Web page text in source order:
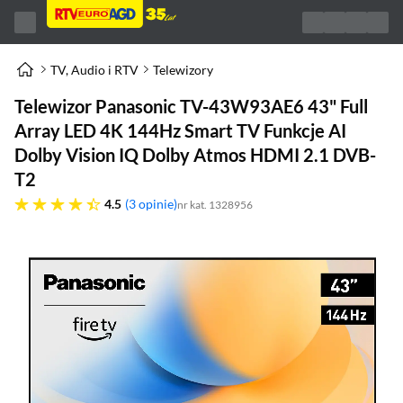
TV, Audio i RTV Telewizory
Telewizor Panasonic TV-43W93AE6 43" Full
Array LED 4K 144Hz Smart TV Funkcje AI
Dolby Vision IQ Dolby Atmos HDMI 2.1 DVB-
T2
4.5
4.5 gwiazdek 3 opinie nr kat. 1328956